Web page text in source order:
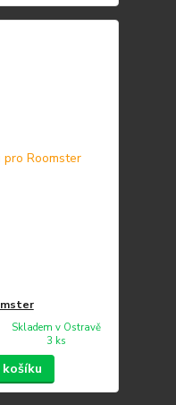
Skladem v Ostravě
3 ks